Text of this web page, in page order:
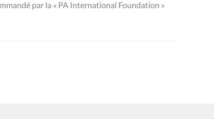
par la « PA International Foundation »